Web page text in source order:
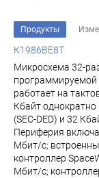
Продукты
К1986ВЕ8Т
Микросхема 32-
работает на
Кбайт
(SEC-DED) и 32
Периферия
Мбит/с;
контроллер
Мбит/с;